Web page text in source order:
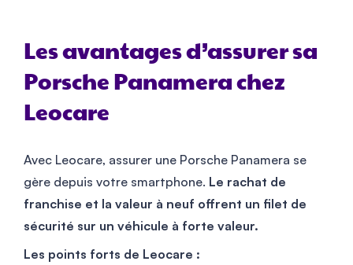
Les avantages d’assurer sa
Porsche Panamera chez
Leocare
Avec Leocare, assurer une Porsche Panamera se
gère depuis votre smartphone. Le rachat de
franchise et la valeur à neuf offrent un filet de
sécurité sur un véhicule à forte valeur.
Les points forts de Leocare :